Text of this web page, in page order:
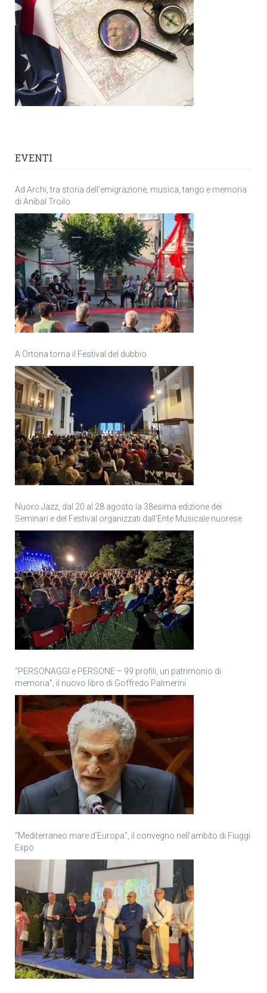
EVENTI
Ad Archi, tra storia dell’emigrazione, musica, tango e memoria
di Anìbal Troilo
A Ortona torna il Festival del dubbio
Nuoro Jazz, dal 20 al 28 agosto la 38esima edizione dei
Seminari e del Festival organizzati dall’Ente Musicale nuorese
“PERSONAGGI e PERSONE – 99 profili, un patrimonio di
memoria”, il nuovo libro di Goffredo Palmerini
“Mediterraneo mare d’Europa”, il convegno nell’ambito di Fiuggi
Expo